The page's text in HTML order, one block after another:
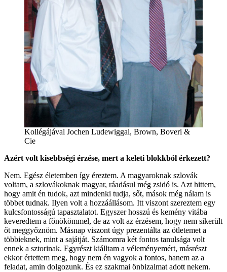
Kollégájával Jochen Ludewiggal, Brown, Boveri &
Cie
Azért volt kisebbségi érzése, mert a keleti blokkból érkezett?
Nem. Egész életemben így éreztem. A magyaroknak szlovák
voltam, a szlovákoknak magyar, ráadásul még zsidó is. Azt hittem,
hogy amit én tudok, azt mindenki tudja, sőt, mások még nálam is
többet tudnak. Ilyen volt a hozzáállásom. Itt viszont szereztem egy
kulcsfontosságú tapasztalatot. Egyszer hosszú és kemény vitába
keveredtem a főnökömmel, de az volt az érzésem, hogy nem sikerült
őt meggyőznöm. Másnap viszont úgy prezentálta az ötletemet a
többieknek, mint a sajátját. Számomra két fontos tanulsága volt
ennek a sztorinak. Egyrészt kiálltam a véleményemért, másrészt
ekkor értettem meg, hogy nem én vagyok a fontos, hanem az a
feladat, amin dolgozunk. És ez szakmai önbizalmat adott nekem.